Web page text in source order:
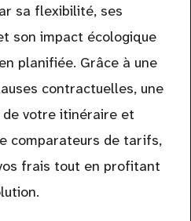
sa flexibilité, ses
son impact écologique
planifiée. Grâce à une
contractuelles, une
votre itinéraire et
comparateurs de tarifs,
frais tout en profitant